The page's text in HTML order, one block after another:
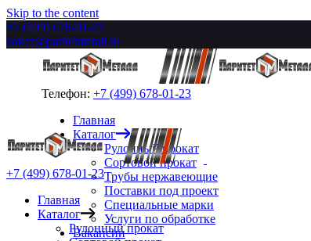
Skip to the content
+7 (499) 678-01-23
zakaz@paritetmetall.ru
Телефон: +7 (499) 678-01-23
Главная
Каталог
Рулонный прокат
Сортовой прокат
Трубы нержавеющие
Поставки под проект
Специальные марки
Услуги по обработке
Вакансии
+7 (499) 678-01-23
Главная
Каталог
Рулонный прокат